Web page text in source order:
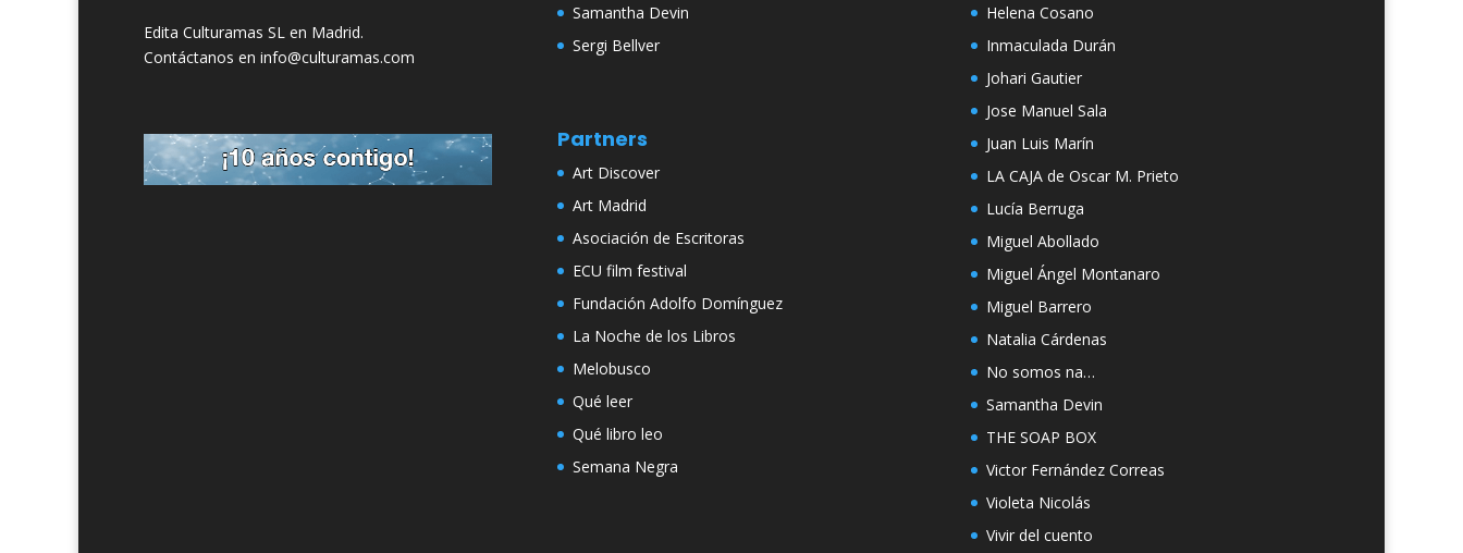
Edita Culturamas SL en Madrid.
Contáctanos en info@culturamas.com
Samantha Devin
Sergi Bellver
Partners
Art Discover
Art Madrid
Asociación de Escritoras
ECU film festival
Fundación Adolfo Domínguez
La Noche de los Libros
Melobusco
Qué leer
Qué libro leo
Semana Negra
Helena Cosano
Inmaculada Durán
Johari Gautier
Jose Manuel Sala
Juan Luis Marín
LA CAJA de Oscar M. Prieto
Lucía Berruga
Miguel Abollado
Miguel Ángel Montanaro
Miguel Barrero
Natalia Cárdenas
No somos na…
Samantha Devin
THE SOAP BOX
Victor Fernández Correas
Violeta Nicolás
Vivir del cuento